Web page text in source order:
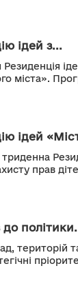
ідей з...
Резиденція
міста».
ідей
прав
територій